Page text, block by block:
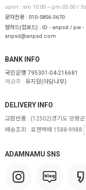
open : am 10:00 ~ pm 05:00 /
문자전용 : 010-5856-3670
웹하드(업로드) : ID - anpsd / pw -
anpsd@anpsd.com
BANK INFO
국민은행 795301-04-216681
예금주 : 유지원(아담나무)
ADAMNAMU SNS
DELIVERY INFO
교환반품 : (12502)경기도 양평
배송조회 : 로젠택배 1588-9988